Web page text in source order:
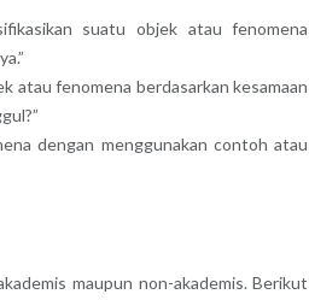
suatu objek atau fenomena
atau fenomena berdasarkan kesamaan
dengan menggunakan contoh atau
maupun non-akademis. Berikut